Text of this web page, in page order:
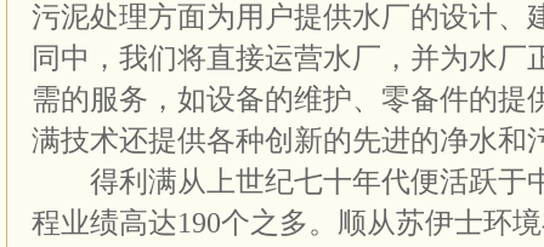
污泥处理方面为用户提供水厂的设计、
同中，我们将直接运营水厂，并为水厂
需的服务，如设备的维护、零备件的提
满技术还提供各种创新的先进的净水和
得利满从上世纪七十年代便活跃于
程业绩高达190个之多。顺从苏伊士环